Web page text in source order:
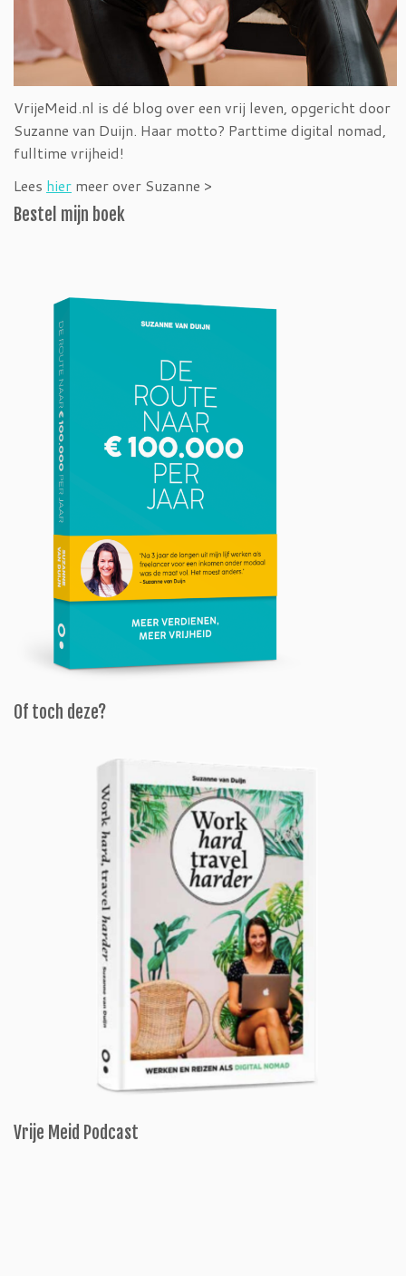
VrijeMeid.nl is dé blog over een vrij leven, opgericht door
Suzanne van Duijn. Haar motto? Parttime digital nomad,
fulltime vrijheid!
Lees hier meer over Suzanne >
Bestel mijn boek
Of toch deze?
Vrije Meid Podcast